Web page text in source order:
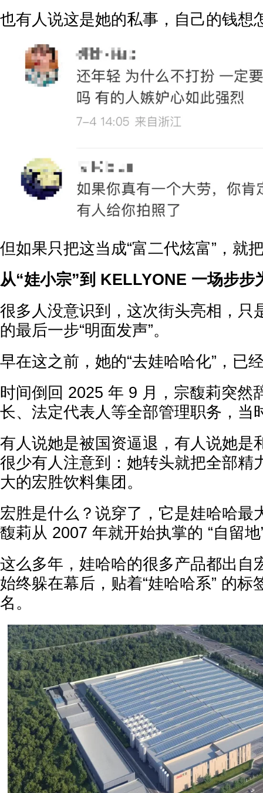
也有人说这是她的私事，自己的钱想
但如果只把这当成“富二代炫富”，就
从“娃小宗”到 KELLYONE 一场步步
很多人没意识到，这次街头亮相，只
的最后一步“明面发声”。
早在这之前，她的“去娃哈哈化”，已
时间倒回 2025 年 9 月，宗馥莉突然
长、法定代表人等全部管理职务，当
有人说她是被国资逼退，有人说她是
很少有人注意到：她转头就把全部精
大的宏胜饮料集团。
宏胜是什么？说穿了，它是娃哈哈最
馥莉从 2007 年就开始执掌的 “自留地
这么多年，娃哈哈的很多产品都出自
始终躲在幕后，贴着“娃哈哈系” 的标
名。